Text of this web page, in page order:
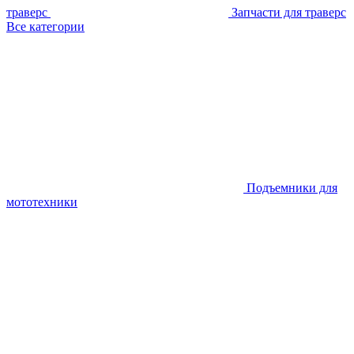
траверс
Запчасти для траверс
Все категории
Подъемники для
мототехники